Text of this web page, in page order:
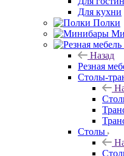
Для кухни
Полки
Назад
Резная
Столы-
Столы